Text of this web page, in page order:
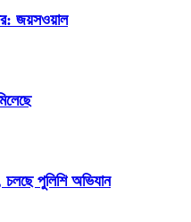
জয়সওয়াল
পুলিশি অভিযান